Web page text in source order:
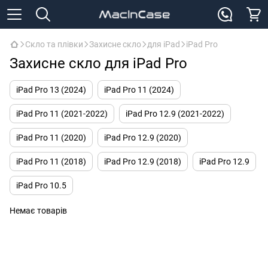
Скло та плівки Захисне скло для iPad iPad Pro
Захисне скло для iPad Pro
iPad Pro 13 (2024) iPad Pro 11 (2024)
iPad Pro 11 (2021-2022) iPad Pro 12.9 (2021-2022)
iPad Pro 11 (2020) iPad Pro 12.9 (2020)
iPad Pro 11 (2018) iPad Pro 12.9 (2018) iPad Pro 12.9
iPad Pro 10.5
Немає товарів